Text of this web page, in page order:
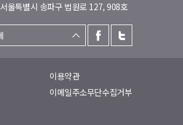
서울특별시 송파구 법원로 127, 908호
이용약관
이메일주소무단수집거부